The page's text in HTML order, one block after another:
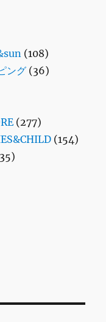
(108)
ング (36)
(277)
(154)